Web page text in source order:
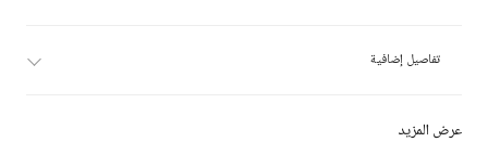
عرض المزيد
تفاصيل إضافية